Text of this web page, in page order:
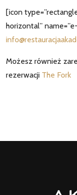
[icon
horizontal”
Możesz również
rezerwacji The Fork